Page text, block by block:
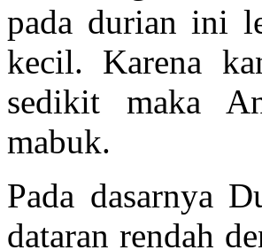
pada durian ini
kecil. Karena
sedikit maka
mabuk.
Pada dasarnya
dataran rendah